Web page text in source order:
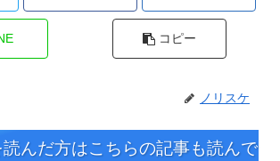
コピー
ノリスケ
んだ方はこちらの記事も読んで